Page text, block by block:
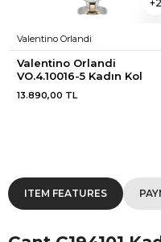
2
Valentino Orlandi
Valentino Orlandi
VO.4.10016-5 Kadın Kol
13.890,00 TL
ITEM FEATURES